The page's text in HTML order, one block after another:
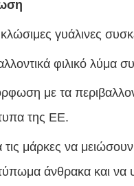
γυάλινες
φιλικό λύμα
με τα
της ΕΕ.
μάρκες να
άνθρακα και να